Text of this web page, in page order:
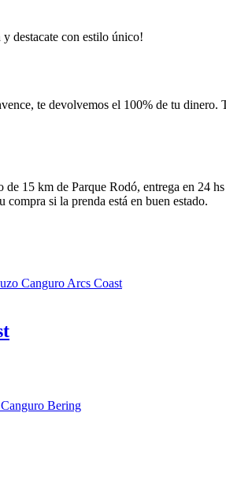
destacate con estilo único!
te devolvemos el 100% de tu
15 km de Parque Rodó, entrega en 24
si la prenda está en buen estado.